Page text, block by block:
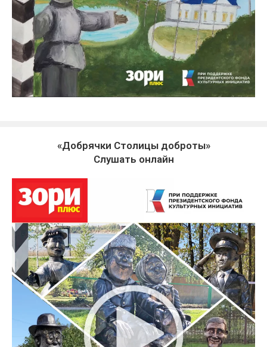
«Добрячки Столицы доброты»
Слушать онлайн